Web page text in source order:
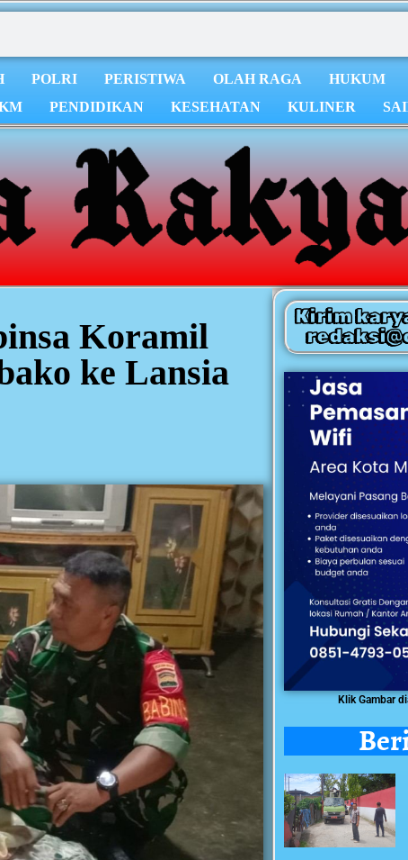
POLRI PERISTIWA OLAH RAGA HUKUM
PENDIDIKAN KESEHATAN KULINER
Koramil
ke Lansia
Kirim
Klik Gambar